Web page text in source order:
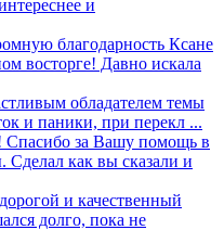
и
благодарность Ксане
восторге! Давно искала
обладателем темы
и паники, при перекл ...
Спасибо за Вашу помощь в
Cделал как вы сказали и
и качественный
долго, пока не